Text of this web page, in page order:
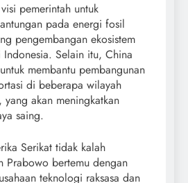
pemerintah untuk
pada energi fosil
pengembangan ekosistem
Selain itu, China
membantu pembangunan
di beberapa wilayah
yang akan meningkatkan
saing.
Serikat tidak kalah
Prabowo bertemu dengan
teknologi raksasa dan